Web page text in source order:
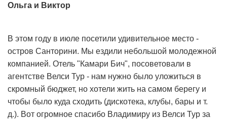
Ольга и Виктор
В этом году в июле посетили удивительное место -
остров Санторини. Мы ездили небольшой молодежной
компанией. Отель "Камари Бич", посоветовали в
агентстве Велси Тур - нам нужно было уложиться в
скромный бюджет, но хотели жить на самом берегу и
чтобы было куда сходить (дискотека, клубы, бары и т.
д.). Вот огромное спасибо Владимиру из Велси Тур за